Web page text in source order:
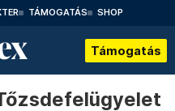
TÁMOGATÁS SHOP
Támogatás